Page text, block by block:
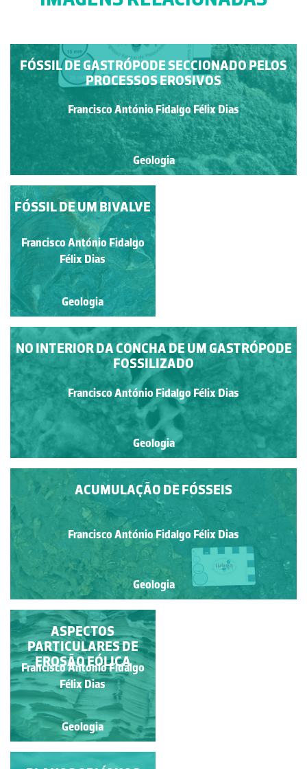
FÓSSIL DE GASTRÓPODE SECCIONADO PELOS
PROCESSOS EROSIVOS
Francisco António Fidalgo Félix Dias
Geologia
PORMENOR DO
CÁLICE SEPTADO DE
UM FÓSSIL DE CORAL
(HEXACORALLIA)
SOLITÁRIO.
Francisco António Fidalgo
Félix Dias
Geologia
NO INTERIOR DA CONCHA DE UM GASTRÓPODE
FOSSILIZADO
Francisco António Fidalgo Félix Dias
Geologia
FÓSSIL DE UM BIVALVE
Francisco António Fidalgo
Félix Dias
Geologia
ACUMULAÇÃO DE FÓSSEIS
Francisco António Fidalgo Félix Dias
Geologia
BLOCOS DE
DIFERENTES
LITOLOGIAS NA BASE
DA ARRIBA
Francisco António Fidalgo
Félix Dias
Geologia
ASPECTOS
PARTICULARES DE
EROSÃO EÓLICA
Francisco António Fidalgo
Félix Dias
Geologia